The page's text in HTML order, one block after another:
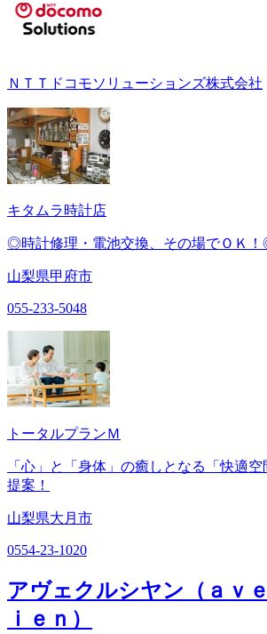
ＮＴＴドコモソリューションズ株式会社
キタムラ時計店
◎時計修理・電池交換、その場でＯＫ
山梨県甲府市
055-233-5048
トータルプランＭ
「心」と「身体」の癒しとなる「快適
提案！
山梨県大月市
0554-23-1020
アヴェクルシヤン（ａｖ
ｉｅｎ）